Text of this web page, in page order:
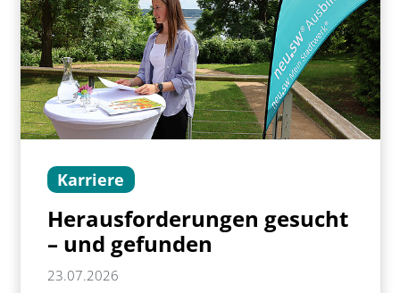
Karriere
Herausforderungen gesucht
– und gefunden
23.07.2026